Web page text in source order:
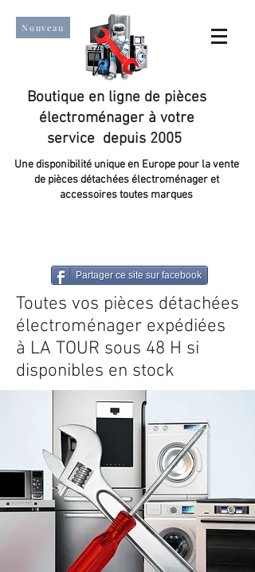
Nouveau
Boutique en ligne de pièces
électroménager à votre
service depuis 2005
Une disponibilité unique en Europe pour la vente
de pièces détachées électroménager et
accessoires toutes marques
Partager ce site sur facebook
Toutes vos pièces détachées
électroménager expédiées
à LA TOUR sous 48 H si
disponibles en stock